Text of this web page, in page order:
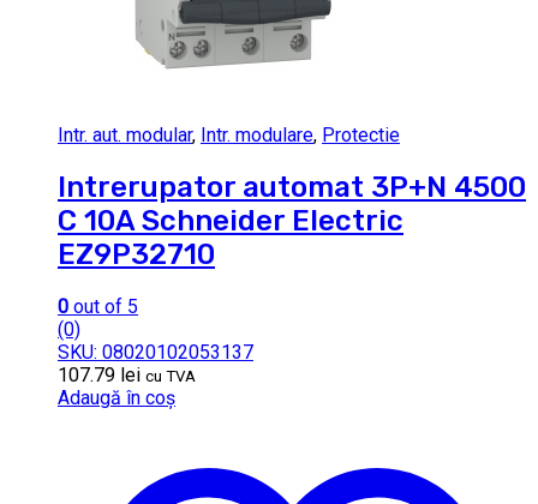
Intr. aut. modular, Intr. modulare, Protectie
Intrerupator automat 3P+N 4500
C 10A Schneider Electric
EZ9P32710
0 out of 5
(0)
SKU: 08020102053137
107.79 lei cu TVA
Adaugă în coș